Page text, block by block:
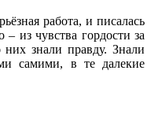
работа, и писалась
из чувства гордости за
знали правду. Знали
самими, в те далекие